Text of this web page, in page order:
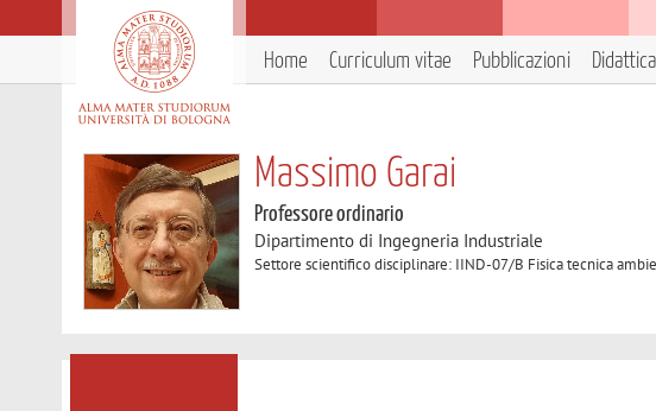
Home Curriculum vitae Pubblicazioni Didattica
Massimo Garai
Professore ordinario
Dipartimento di Ingegneria Industriale
Settore scientifico disciplinare: IIND-07/B Fisica tecnica